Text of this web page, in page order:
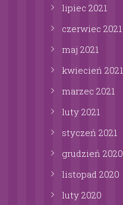
lipiec 2021
czerwiec 2021
maj 2021
kwiecień 2021
marzec 2021
luty 2021
styczeń 2021
grudzień 2020
listopad 2020
luty 2020